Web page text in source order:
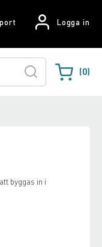
Logga in
Varukorgen
0
Sök
byggas in i